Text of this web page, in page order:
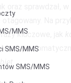
MMS
SMS/MMS
SMS/MMS
oraz sprawdzał,
otagowany. Na
kluczowe, jak
mogą